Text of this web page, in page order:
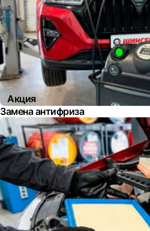
Акция
Замена антифриза